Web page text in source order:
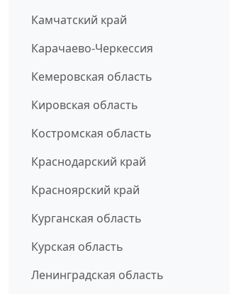
Камчатский край
Карачаево-Черкессия
Кемеровская область
Кировская область
Костромская область
Краснодарский край
Красноярский край
Курганская область
Курская область
Ленинградская область